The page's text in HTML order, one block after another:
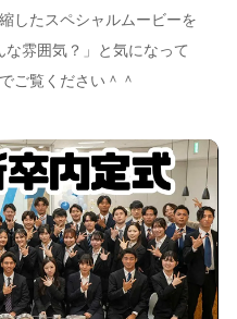
したスペシャルムービーを
な雰囲気？」と気になって
ご覧ください＾＾